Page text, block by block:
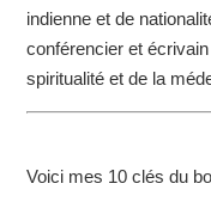
indienne et de
conférencier et
spiritualité et de la
Voici mes 10 clés du